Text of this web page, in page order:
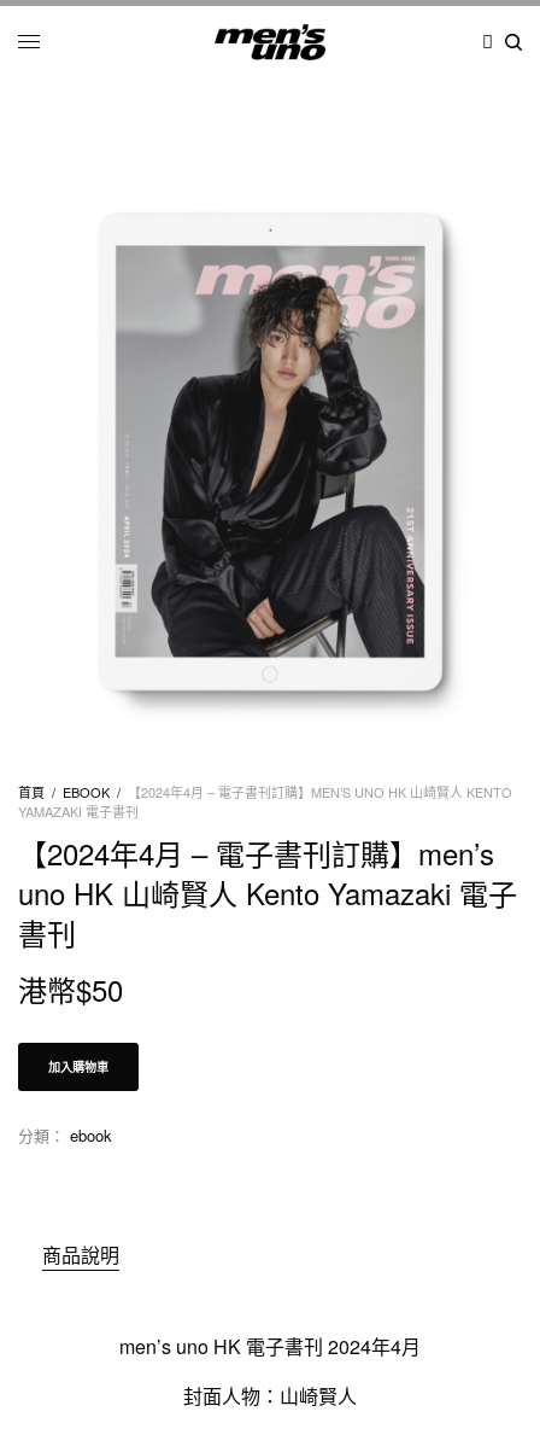
首頁 / EBOOK /
【2024年4月 – 電子書刊訂購】MEN’S UNO HK 山崎賢人 KENTO
YAMAZAKI 電子書刊
【2024年4月 – 電子書刊訂購】men’s
uno HK 山崎賢人 Kento Yamazaki 電子
書刊
港幣$50
加入購物車
分類： ebook
商品說明
men’s uno HK 電子書刊 2024年4月
封面人物：山崎賢人